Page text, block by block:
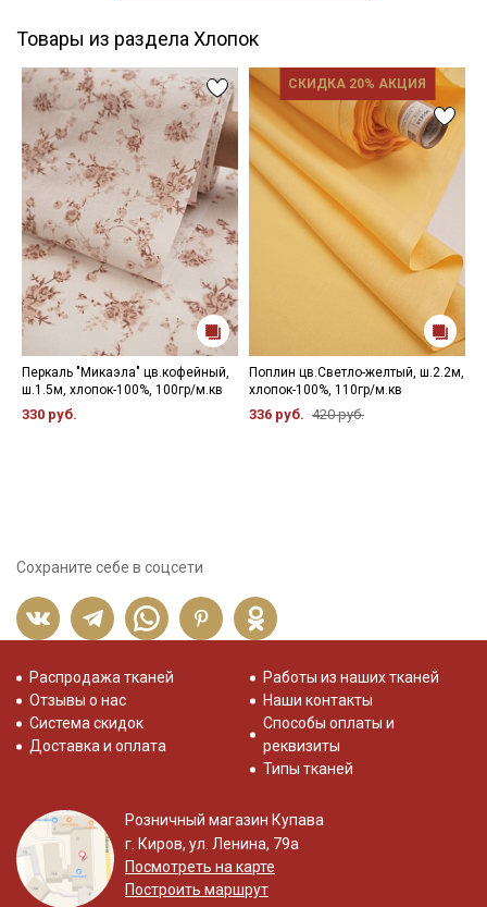
Товары из раздела Хлопок
Перкаль "Микаэла" цв.кофейный,
ш.1.5м, хлопок-100%, 100гр/м.кв
330 руб.
СКИДКА 20% АКЦИЯ
Поплин цв.Светло-желтый, ш.2.2м,
хлопок-100%, 110гр/м.кв
336 руб. 420 руб.
Сохраните себе в соцсети
Распродажа тканей
Отзывы о нас
Система скидок
Доставка и оплата
Работы из наших тканей
Наши контакты
Способы оплаты и
реквизиты
Типы тканей
Розничный магазин Купава
г. Киров, ул. Ленина, 79а
Посмотреть на карте
Построить маршрут